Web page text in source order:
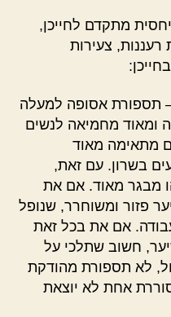
מתקדם לחייכן,
צעירות
תספורת אסופה למעלה
ומאוד מחמיאה לנשים
מתאימה מאוד
בשרון. עם זאת,
מבגר מאוד. אם את
פזור ומשוחרר, שנופל
אם את בכל זאת
חשוב שתלכי על
לא תספורת מהודקת
אחת לא יוצאת